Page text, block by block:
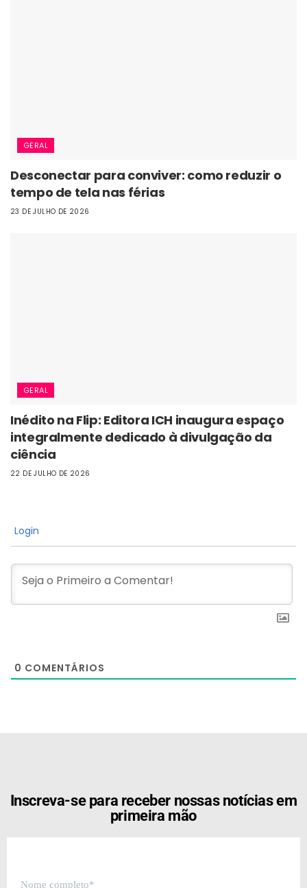
GERAL
Desconectar para conviver: como reduzir o
tempo de tela nas férias
23 DE JULHO DE 2026
GERAL
Inédito na Flip: Editora ICH inaugura espaço
integralmente dedicado à divulgação da
ciência
22 DE JULHO DE 2026
Login
0 COMENTÁRIOS
Inscreva-se para receber nossas notícias em
primeira mão